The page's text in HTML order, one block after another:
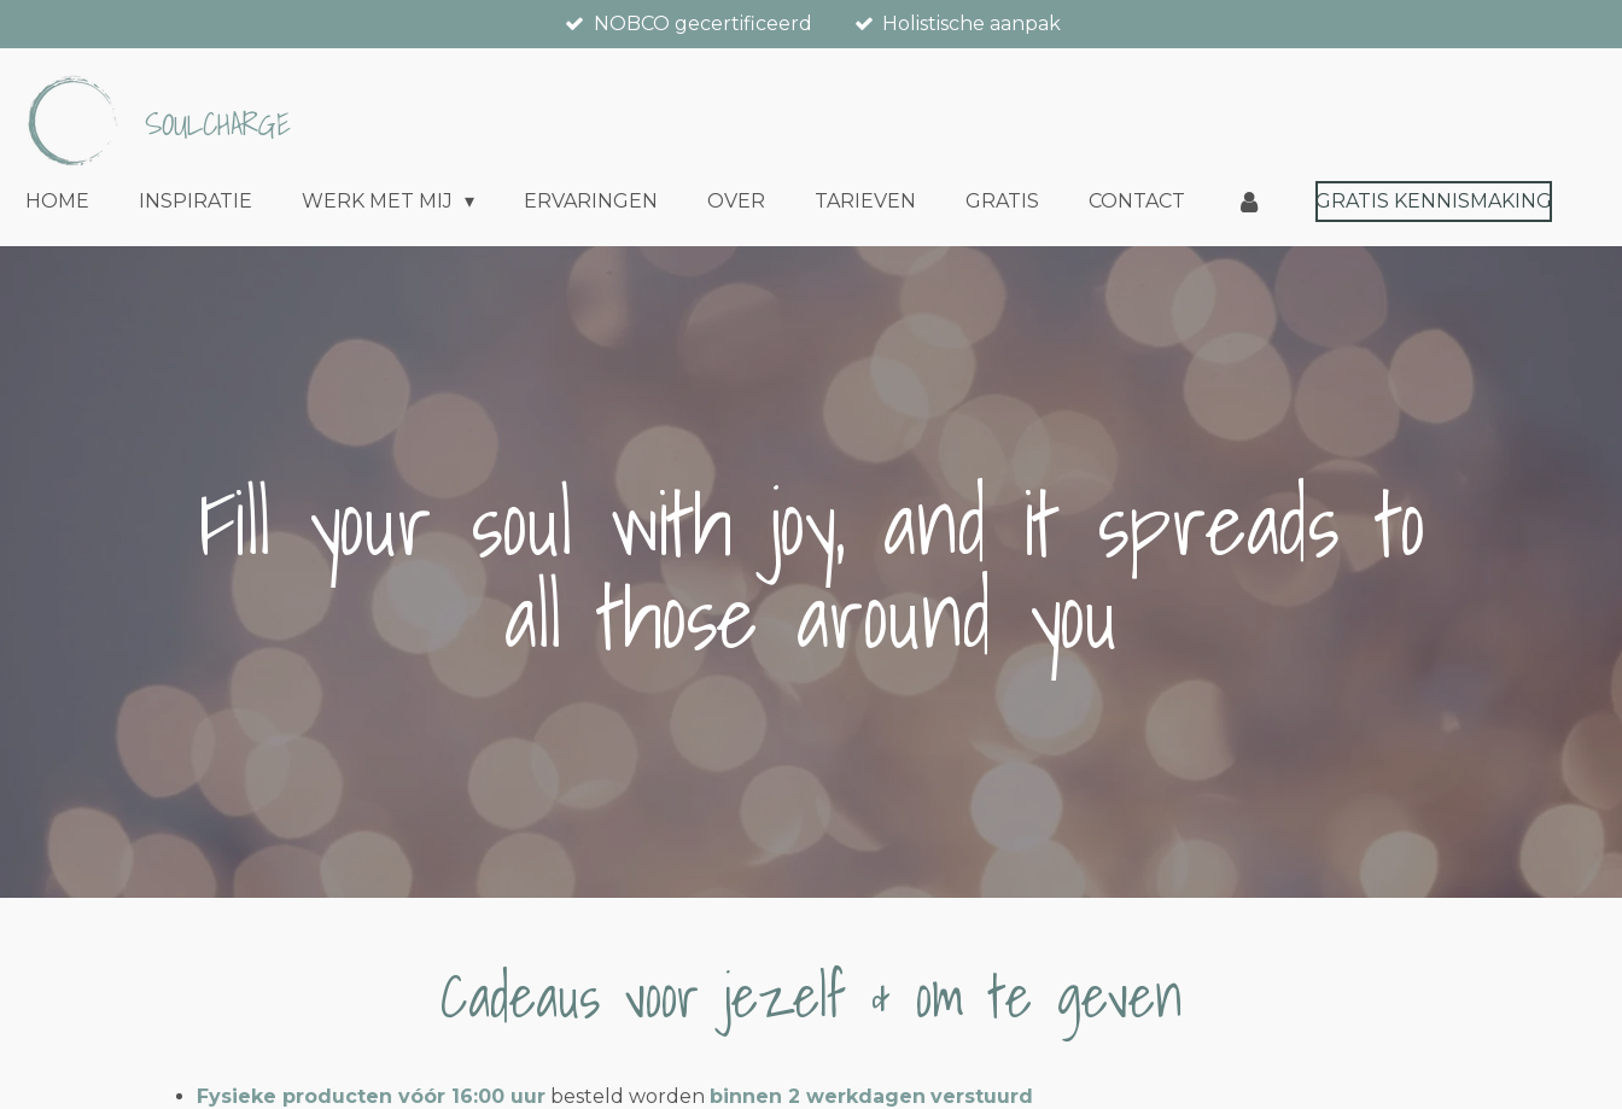
direct
naar
de
hoofdinhoud
NOBCO gecertificeerd Holistische aanpak
SOULCHARGE
HOME INSPIRATIE WERK MET MIJ ERVARINGEN OVER TARIEVEN GRATIS CONTACT GRATIS KENNISMAKING
Fill your soul with joy, and it spreads to
all those around you
Cadeaus voor jezelf & om te geven
Fysieke producten vóór 16:00 uur besteld worden binnen 2 werkdagen verstuurd